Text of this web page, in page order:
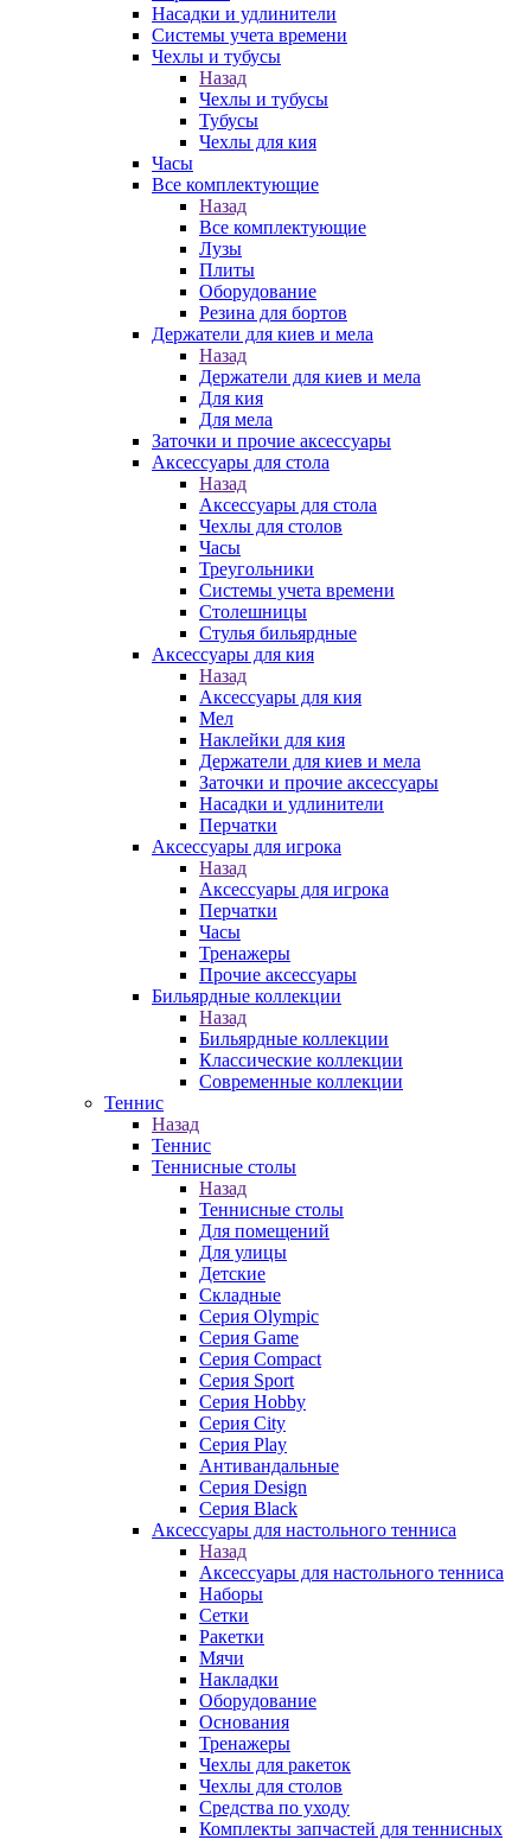
Насадки и удлинители
Системы учета времени
Чехлы и тубусы
Назад
Чехлы и тубусы
Тубусы
Чехлы для кия
Часы
Все комплектующие
Назад
Все комплектующие
Лузы
Плиты
Оборудование
Резина для бортов
Держатели для киев и мела
Назад
Держатели для киев и мела
Для кия
Для мела
Заточки и прочие аксессуары
Аксессуары для стола
Назад
Аксессуары для стола
Чехлы для столов
Часы
Треугольники
Системы учета времени
Столешницы
Стулья бильярдные
Аксессуары для кия
Назад
Аксессуары для кия
Мел
Наклейки для кия
Держатели для киев и мела
Заточки и прочие аксессуары
Насадки и удлинители
Перчатки
Аксессуары для игрока
Назад
Аксессуары для игрока
Перчатки
Часы
Тренажеры
Прочие аксессуары
Бильярдные коллекции
Назад
Бильярдные коллекции
Классические коллекции
Современные коллекции
Теннис
Назад
Теннис
Теннисные столы
Назад
Теннисные столы
Для помещений
Для улицы
Детские
Складные
Серия Olympic
Серия Game
Серия Compact
Серия Sport
Серия Hobby
Серия City
Серия Play
Антивандальные
Серия Design
Серия Black
Аксессуары для настольного тенниса
Назад
Аксессуары для настольного тенниса
Наборы
Сетки
Ракетки
Мячи
Накладки
Оборудование
Основания
Тренажеры
Чехлы для ракеток
Чехлы для столов
Средства по уходу
Комплекты запчастей для теннисных